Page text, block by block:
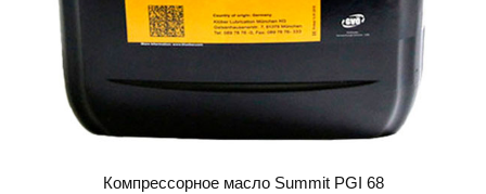
Компрессорное масло Summit PGI 68